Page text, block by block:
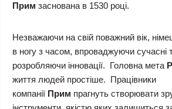
Прим заснована в 1530 році.
Незважаючи на свій поважний вік,
в ногу з часом, впроваджуючи сучасні
розробляючи інновації. Головна мета
життя людей простіше. Працівники
компанії Прим прагнуть створювати